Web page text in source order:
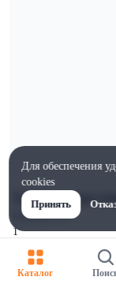
Ширина, мм
1
Высота, мм
1Каталог
Для обеспечения
cookies
Принять